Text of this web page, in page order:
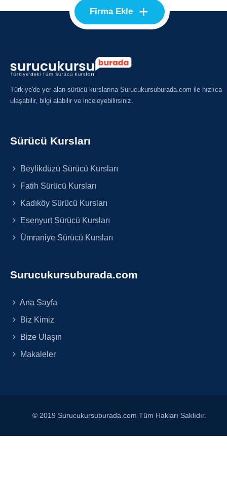
Firma Ekle +
Türkiye'de yer alan sürücü kurslarına Surucukursuburada.com ile hızlıca
ulaşabilir, bilgi alabilir ve inceleyebilirsiniz.
Sürücü Kursları
Beylikdüzü Sürücü Kursları
Fatih Sürücü Kursları
Kadıköy Sürücü Kursları
Esenyurt Sürücü Kursları
Ümraniye Sürücü Kursları
Surucukursuburada.com
Ana Sayfa
Biz Kimiz
Bize Ulaşın
Makaleler
© 2019 Surucukursuburada.com Tüm Hakları Saklıdır.